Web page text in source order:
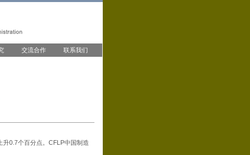
交流合作 联系我们
0.7个百分点。CFLP中国制造